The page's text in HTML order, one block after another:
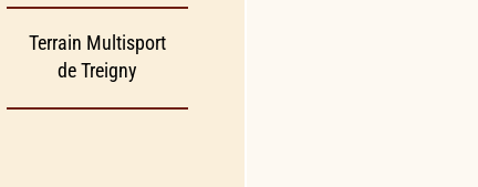
Terrain Multisport
de Treigny